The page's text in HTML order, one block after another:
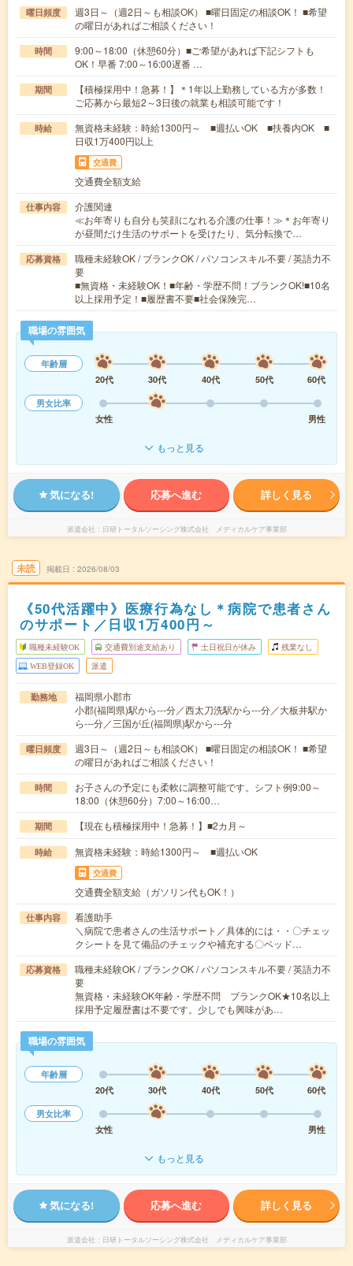
曜日頻度
週3日～（週2日～も相談OK） ■曜日固定の相談OK！ ■希望
の曜日があればご相談ください！
時間
9:00～18:00（休憩60分）■ご希望があれば下記シフトも
OK！早番 7:00～16:00遅番 …
期間
【積極採用中！急募！】＊1年以上勤務している方が多数！
ご応募から最短2～3日後の就業も相談可能です！
時給
無資格未経験：時給1300円～ ■週払いOK ■扶養内OK ■
日収1万400円以上
交通費
交通費全額支給
仕事内容
介護関連
≪お年寄りも自分も笑顔になれる介護の仕事！≫＊お年寄り
が昼間だけ生活のサポートを受けたり、気分転換で…
応募資格
職種未経験OK / ブランクOK / パソコンスキル不要 / 英語力不
要
■無資格・未経験OK！■年齢・学歴不問！ブランクOK!■10名
以上採用予定！■履歴書不要■社会保険完…
職場の雰囲気
年齢層
20代
30代 40代 50代
60代
男女比率
女性
男性
もっと見る
気になる! 応募へ進む 詳しく見る
派遣会社 日研トータルソーシング株式会社 メディカルケア事業部
未読 掲載日 2026/08/03
《50代活躍中》医療行為なし＊病院で患者さん
のサポート／日収1万400円～
職種未経験OK 交通費別途支給あり 土日祝日が休み 残業なし
WEB登録OK 派遣
勤務地
福岡県小郡市
小郡(福岡県)駅から---分／西太刀洗駅から---分／大板井駅か
ら---分／三国が丘(福岡県)駅から---分
曜日頻度
週3日～（週2日～も相談OK） ■曜日固定の相談OK！ ■希望
の曜日があればご相談ください！
時間
お子さんの予定にも柔軟に調整可能です。シフト例9:00～
18:00（休憩60分）7:00～16:00…
期間 【現在も積極採用中！急募！】■2カ月～
時給 無資格未経験：時給1300円～ ■週払いOK
交通費
交通費全額支給（ガソリン代もOK！）
仕事内容
看護助手
＼病院で患者さんの生活サポート／具体的には・・〇チェッ
クシートを見て備品のチェックや補充する〇ベッド…
応募資格
職種未経験OK / ブランクOK / パソコンスキル不要 / 英語力不
要
無資格・未経験OK年齢・学歴不問 ブランクOK★10名以上
採用予定履歴書は不要です。少しでも興味があ…
職場の雰囲気
年齢層
20代
30代 40代 50代
60代
男女比率
女性
男性
もっと見る
気になる! 応募へ進む 詳しく見る
派遣会社 日研トータルソーシング株式会社 メディカルケア事業部